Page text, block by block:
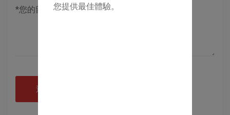
您提供最佳體驗。
送出諮詢